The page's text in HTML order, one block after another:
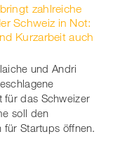
zahlreiche
Schweiz in Not:
Kurzarbeit auch
und Andri
für das Schweizer
soll den
Startups öffnen.